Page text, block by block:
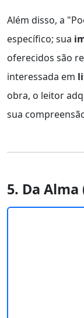
Além disso, a
específico; sua
oferecidos são
interessada em
obra, o leitor
sua
5. Da